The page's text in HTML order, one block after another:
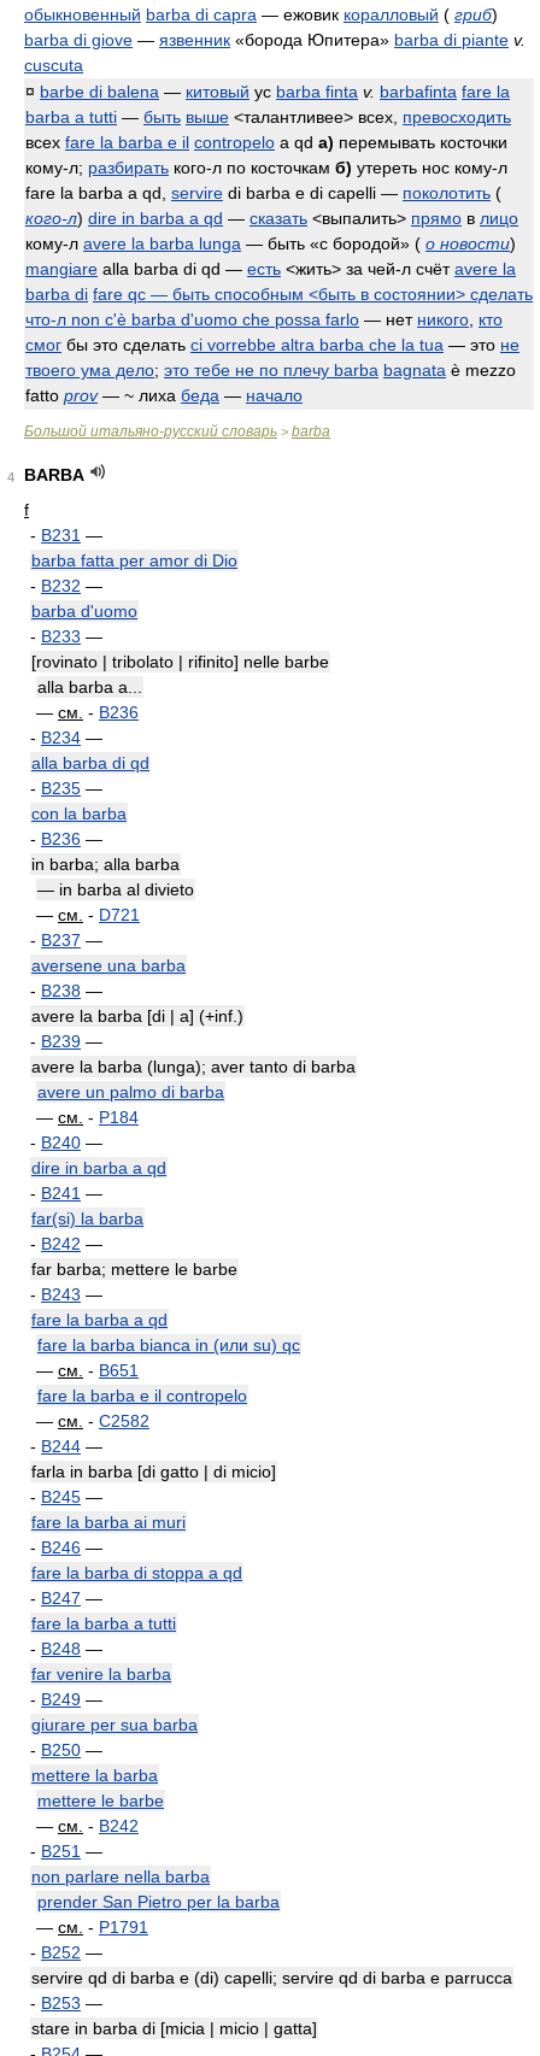
обыкновенный barba di capra — ежовик коралловый ( гриб)
barba di giove — язвенник «борода Юпитера» barba di piante v.
cuscuta
¤ barbe di balena — китовый ус barba finta v. barbafinta fare la
barba a tutti — быть выше <талантливее> всех, превосходить
всех fare la barba e il contropelo a qd а) перемывать косточки
кому-л; разбирать кого-л по косточкам б) утереть нос кому-л
fare la barba a qd, servire di barba e di capelli — поколотить (
кого-л) dire in barba a qd — сказать <выпалить> прямо в лицо
кому-л avere la barba lunga — быть «с бородой» ( о новости)
mangiare alla barba di qd — есть <жить> за чей-л счётavere la
barba di fare qc — быть способным <быть в состоянии> сделать
что-л non c'è barba d'uomo che possa farlo — нет никого кто
смог бы это сделать ci vorrebbe altra barba che la tua — это не
твоего ума дело; это тебе не по плечу barba bagnata è mezzo
fatto prov — ~ лиха беда — начало
Большой итальяно-русский словарь > barba
4
BARBA
f
- B231 —
barba fatta per amor di Dio
- B232 —
barba d'uomo
- B233 —
[rovinato | tribolato | rifinito] nelle barbe
alla barba а...
— см. - B236
- B234 —
alla barba di qd
- B235 —
con la barba
- B236 —
in barba; alla barba
— in barba al divieto
— см. - D721
- B237 —
aversene una barba
- B238 —
avere la barba [di | a] (+inf.)
- B239 —
avere la barba (lunga); aver tanto di barba
avere un palmo di barba
— см. - P184
- B240 —
dire in barba a qd
- B241 —
far(si) la barba
- B242 —
far barba; mettere le barbe
- B243 —
fare la barba a qd
fare la barba bianca in (или su) qc
— см. - B651
fare la barba e il contropelo
— см. - C2582
- B244 —
farla in barba [di gatto | di micio]
- B245 —
fare la barba ai muri
- B246 —
fare la barba di stoppa a qd
- B247 —
fare la barba a tutti
- B248 —
far venire la barba
- B249 —
giurare per sua barba
- B250 —
mettere la barba
mettere le barbe
— см. - B242
- B251 —
non parlare nella barba
prender San Pietro per la barba
— см. - P1791
- B252 —
servire qd di barba e (di) capelli; servire qd di barba e parrucca
- B253 —
stare in barba di [micia | micio | gatta]